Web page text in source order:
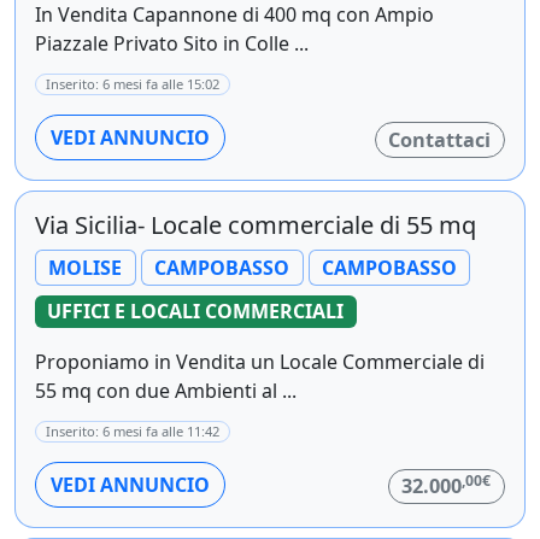
In Vendita Capannone di 400 mq con Ampio
Piazzale Privato Sito in Colle ...
Inserito: 6 mesi fa alle 15:02
VEDI ANNUNCIO Contattaci
Via Sicilia- Locale commerciale di 55 mq
MOLISE CAMPOBASSO
CAMPOBASSO
UFFICI E LOCALI COMMERCIALI
Proponiamo in Vendita un Locale Commerciale di
55 mq con due Ambienti al ...
Inserito: 6 mesi fa alle 11:42
VEDI ANNUNCIO 32.000,00€